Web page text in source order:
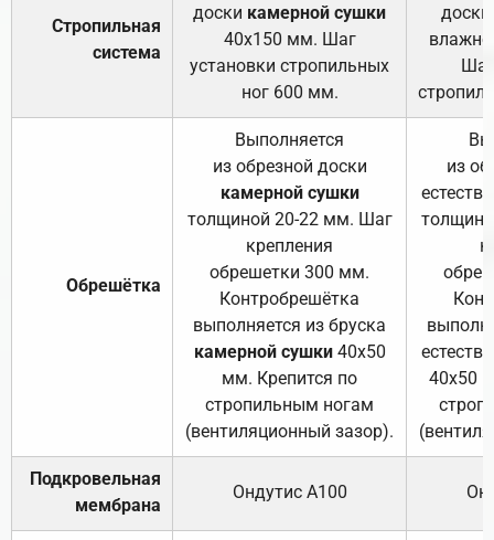
Стропильная
система
доски камерной сушки
40х150 мм. Шаг
установки стропильных
ног 600 мм.
доски
Обрешётка
Выполняется
из обрезной доски
камерной сушки
толщиной 20-22 мм. Шаг
крепления
обрешетки 300 мм.
Контробрешётка
выполняется из бруска
камерной сушки40х50
мм. Крепится по
стропильным ногам
(вентиляционный зазор).
из
40х50
Подкровельная
мембрана
Ондутис А100